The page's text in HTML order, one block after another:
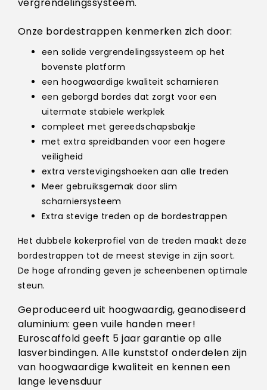
vergrendelingssysteem.
Onze bordestrappen kenmerken zich door:
een solide vergrendelingssysteem op het
bovenste platform
een hoogwaardige kwaliteit scharnieren
een geborgd bordes dat zorgt voor een
uitermate stabiele werkplek
compleet met gereedschapsbakje
met extra spreidbanden voor een hogere
veiligheid
extra verstevigingshoeken aan alle treden
Meer gebruiksgemak door slim
scharniersysteem
Extra stevige treden op de bordestrappen
Het dubbele kokerprofiel van de treden maakt deze
bordestrappen tot de meest stevige in zijn soort.
De hoge afronding geven je scheenbenen optimale
steun.
Geproduceerd uit hoogwaardig, geanodiseerd
aluminium: geen vuile handen meer!
Euroscaffold geeft 5 jaar garantie op alle
lasverbindingen. Alle kunststof onderdelen zijn
van hoogwaardige kwaliteit en kennen een
lange levensduur